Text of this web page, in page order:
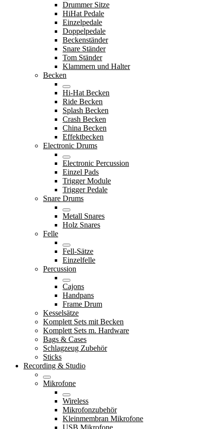
Drummer Sitze
HiHat Pedale
Einzelpedale
Doppelpedale
Beckenständer
Snare Ständer
Tom Ständer
Klammern und Halter
Becken
Hi-Hat Becken
Ride Becken
Splash Becken
Crash Becken
China Becken
Effektbecken
Electronic Drums
Electronic Percussion
Einzel Pads
Trigger Module
Trigger Pedale
Snare Drums
Metall Snares
Holz Snares
Felle
Fell-Sätze
Einzelfelle
Percussion
Cajons
Handpans
Frame Drum
Kesselsätze
Komplett Sets mit Becken
Komplett Sets m. Hardware
Bags & Cases
Schlagzeug Zubehör
Sticks
Recording & Studio
Mikrofone
Wireless
Mikrofonzubehör
Kleinmembran Mikrofone